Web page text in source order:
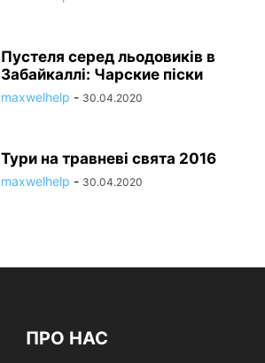
Пустеля серед льодовиків в
Забайкаллі: Чарские піски
maxwelhelp - 30.04.2020
Тури на травневі свята 2016
maxwelhelp - 30.04.2020
ПРО НАС